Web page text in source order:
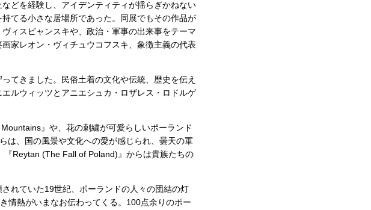
どを経験し、アイデンティティが揺らぎかねない
てる小さな居場所であった。同展でもその作品が
ィスピャンスキや、政治・軍事の出来事をテーマ
家レオン・ヴィチュウコフスキ、象徴主義の代表
てきました。民俗土着の文化や伝統、歴史を伝え
ルウィッツとアニエシュカ・ロザレス・ロドルゲ
』や、花の刺繍が可愛らしいポーランド
は、国の風景や文化への愛が感じられ、曇天の軍
Reytan (The Fall of Poland)』からは貴族たちの
れていた19世紀、ポーランドの人々の団結の灯
情熱がいまなお伝わってくる。100点余りのポー